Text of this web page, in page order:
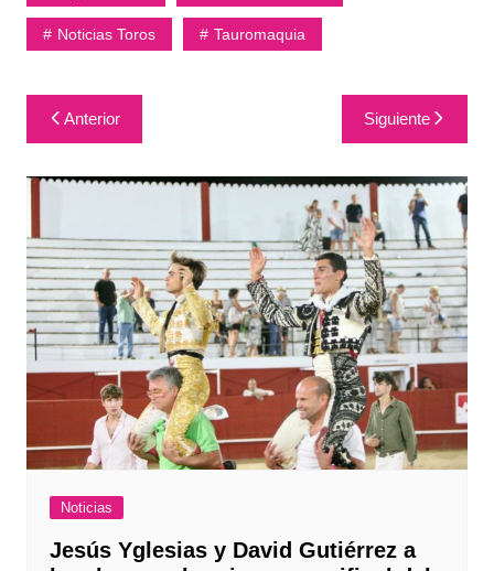
Noticias Toros Tauromaquia
Navegación
de
entradas
Anterior Siguiente
Noticias
Jesús Yglesias y David Gutiérrez a